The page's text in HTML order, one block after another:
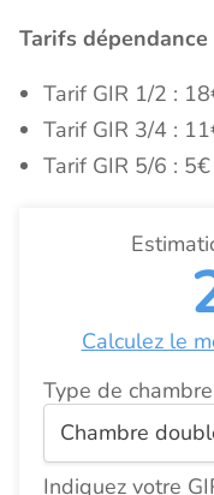
Tarifs dépendance
Tarif GIR 1/2 :
Tarif GIR 3/4 :
Tarif GIR 5/6 : 5€
Calculez le
Type de chambre
Indiquez votre